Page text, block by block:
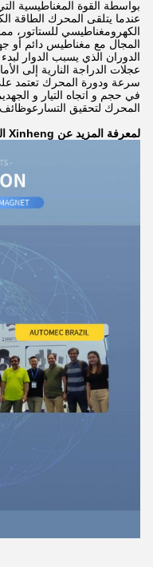
بواسطة القوة المغناطيسية التي
عندما يتلقى المحرك الطاقة
الكهرومغناطيسي للستاتور،
المجال مع مغناطيس دائم أو
الدوران الذي يسبب الدوار لبدء
عجلات الدراجة النارية إلى
سرعة ودورة المحرك تعتمد
في حجم و اتجاه التيار و
المحرك لتحقيق
لمعرفة المزيد عن Xinheng المغناطيس